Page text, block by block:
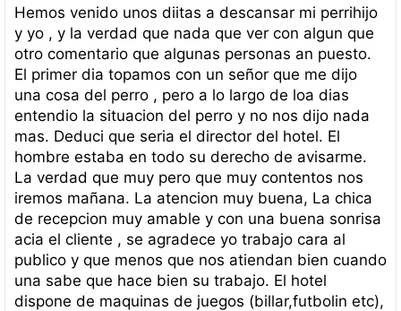
Hemos venido unos diitas a descansar mi perrihijo
y yo , y la verdad que nada que ver con algun que
otro comentario que algunas personas an puesto.
El primer dia topamos con un señor que me dijo
una cosa del perro , pero a lo largo de loa dias
entendio la situacion del perro y no nos dijo nada
mas. Deduci que seria el director del hotel. El
hombre estaba en todo su derecho de avisarme.
La verdad que muy pero que muy contentos nos
iremos mañana. La atencion muy buena, La chica
de recepcion muy amable y con una buena sonrisa
acia el cliente , se agradece yo trabajo cara al
publico y que menos que nos atiendan bien cuando
una sabe que hace bien su trabajo. El hotel
dispone de maquinas de juegos (billar,futbolin etc),